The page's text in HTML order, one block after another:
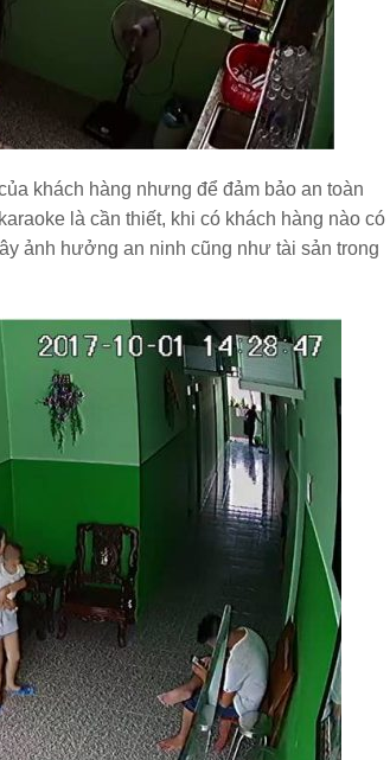
khách hàng nhưng để đảm bảo an toàn
là cần thiết, khi có khách hàng nào có
ảnh hưởng an ninh cũng như tài sản trong